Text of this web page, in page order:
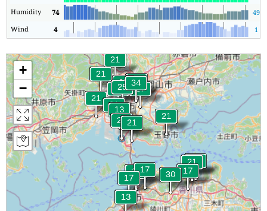
Humidity
74
49
Wind
4 1
+
−